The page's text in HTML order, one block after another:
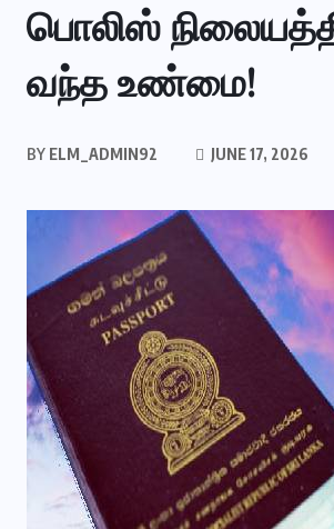
பொலிஸ்
வந்த உண்மை!
BY ELM_ADMIN92 JUNE 17, 2026